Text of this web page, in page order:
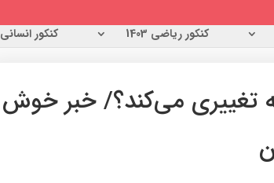
کنکور ریاضی 1403 کنکور انسانی 1403
تغییری می‌کند؟/ خبر خوش